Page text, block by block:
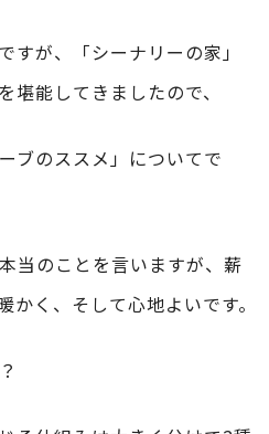
すが、「シーナリーの家」
堪能してきましたので、
ブのススメ」についてで
当のことを言いますが、薪
かく、そして心地よいです。